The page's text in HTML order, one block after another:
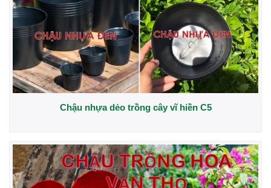
Chậu nhựa dẻo trồng cây vĩ hiền C5